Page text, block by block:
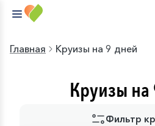
Главная Круизы на 9 дней
Круизы на
Фильтр